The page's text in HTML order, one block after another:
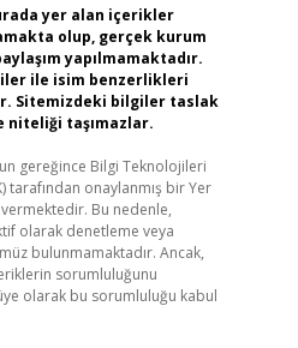
yer alan içerikler
olup, gerçek kurum
yapılmamaktadır.
ile isim benzerlikleri
Sitemizdeki bilgiler taslak
niteliği taşımazlar.
gereğince Bilgi Teknolojileri
tarafından onaylanmış bir Yer
vermektedir. Bu nedenle,
olarak denetleme veya
bulunmamaktadır. Ancak,
sorumluluğunu
olarak bu sorumluluğu kabul